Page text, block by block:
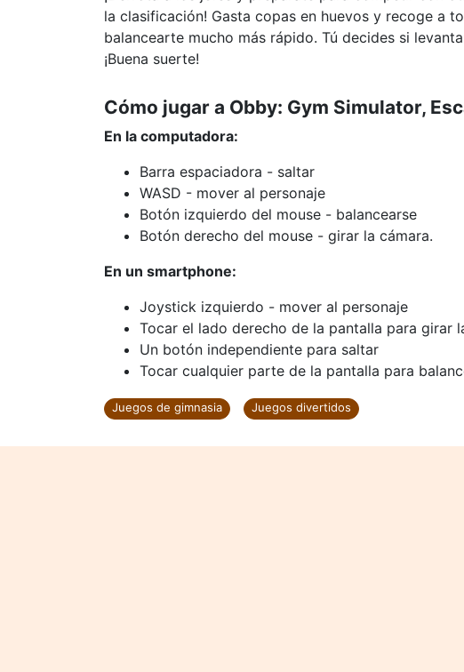
la clasificación! Gasta copas en huevos y recoge a
balancearte mucho más rápido. Tú decides si
¡Buena suerte!
Cómo jugar a Obby: Gym Simulator,
En la computadora:
Barra espaciadora - saltar
WASD - mover al personaje
Botón izquierdo del mouse - balancearse
Botón derecho del mouse - girar la cámara.
En un smartphone:
Joystick izquierdo - mover al personaje
Tocar el lado derecho de la pantalla para girar
Un botón independiente para saltar
Tocar cualquier parte de la pantalla para
Juegos de gimnasia Juegos divertidos